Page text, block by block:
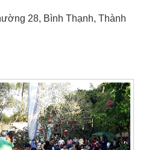
28, Bình Thạnh, Thành